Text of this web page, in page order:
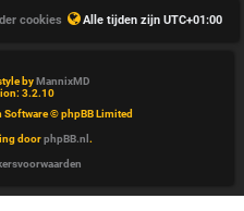
Alle tijden zijn UTC+01:00
cookies
byMannixMD
3.2.10
Software © phpBB Limited
doorphpBB.nl .